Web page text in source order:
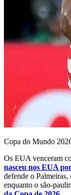
Copa do Mundo
Os EUA venceram
nasceu nos EUA
defende o
enquanto o são-